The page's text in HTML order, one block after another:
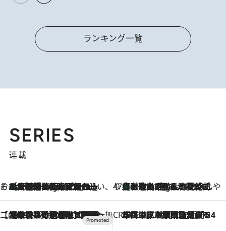
ランキング一覧
SERIES
連載
そおだよおこの関西おいしい、おやつ紀行1 Hour Ago
［大阪府箕面市］一皿一皿目の前で仕上げられる、料理を巧みに組み込んだアシェットデセールコース「ミチル アシェット デセール（Michiru assiette dessert）」 47都道府県の手みやげ ひんやりスイーツで夏を満喫
1 Hour Ago
【和歌山県】この夏絶対食べたい 冷やしておいしいおやつ3選 みかんがごろっと丸ごと入ったジュレ
【CREA×星野リゾート】唯一無二。癒しと発見が待つ場所へ
2026.8.7
【トンボの足水浴】ヒノキの香りに包まれて涼感マックス！約13℃の湧水かけ流しを避暑地「星野温泉 トンボの湯」で体験 CREA'S CHOICE
2026.8.7
「立川にも歌舞伎があるんだよ」 片岡仁左衛門・市川中車ら豪華座組みで4年目の立川立飛歌舞伎へ